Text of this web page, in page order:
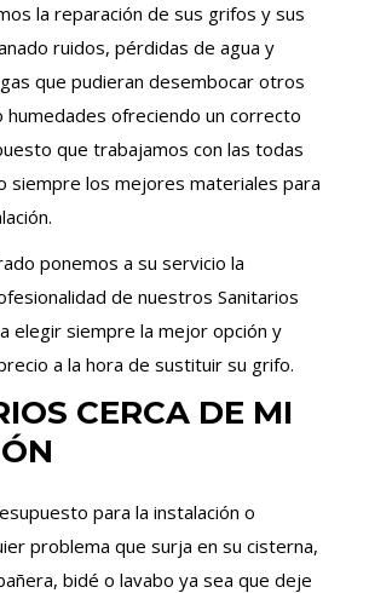
la reparación de sus grifos y sus
ruidos, pérdidas de agua y
que pudieran desembocar otros
humedades ofreciendo un correcto
que trabajamos con las todas
siempre los mejores materiales para
ponemos a su servicio la
de nuestros Sanitarios
elegir siempre la mejor opción y
a la hora de sustituir su grifo.
CERCA DE MI
para la instalación o
problema que surja en su cisterna,
bidé o lavabo ya sea que deje